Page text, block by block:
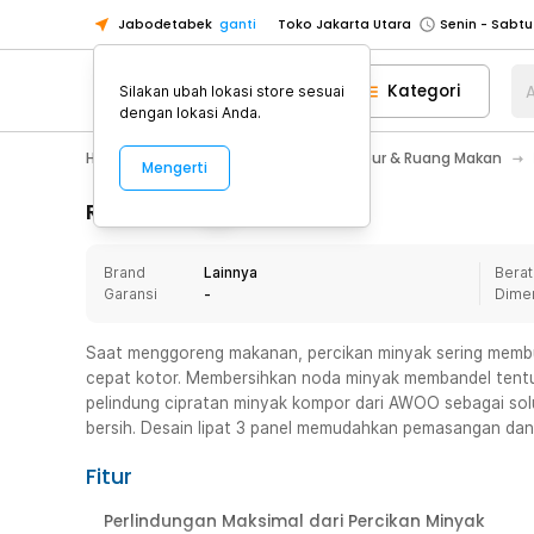
Jabodetabek ganti Toko Jakarta Utara
Toko Tangerang
Toko Cikupa
Pick n Go Jakarta Barat
Senin -
Pick n Go Bekasi
Senin - Jumat
Senin - Jumat
Senin -
Senin -
Toko Tangerang
Toko Cikupa
Pick n Go Jakarta Barat
Senin -
Kategori
Home Appliance Perlengkapan Dapur & Ruang Makan
Rincian Produk
Brand
Lainnya
Garansi
-
Saat menggoreng makanan, percikan minyak sering
cepat kotor. Membersihkan noda minyak membandel
pelindung cipratan minyak kompor dari AWOO sebagai
bersih. Desain lipat 3 panel memudahkan pemasangan
Fitur
Perlindungan Maksimal dari Percikan Minyak
Silakan ubah lokasi store sesuai
dengan lokasi Anda.
Mengerti